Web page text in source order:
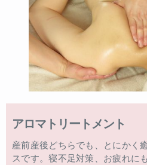
アロマトリートメント
産前産後どちらでも、とにかく
スです。寝不足対策、お疲れに